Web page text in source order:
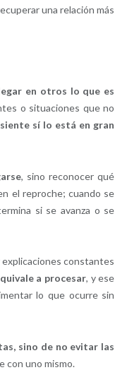
una relación más
en otros lo que es
o situaciones que no
sí lo está en gran
, sino reconocer qué
el reproche; cuando se
si se avanza o se
constantes
a procesar, y ese
lo que ocurre sin
sino de no evitar las
con uno mismo.